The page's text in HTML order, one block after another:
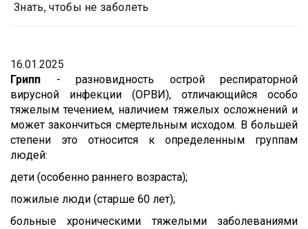
Знать, чтобы не заболеть
16.01.2025
Грипп - разновидность острой респираторной
вирусной инфекции (ОРВИ), отличающийся особо
тяжелым течением, наличием тяжелых осложнений и
может закончиться смертельным исходом. В большей
степени это относится к определенным группам
людей:
дети (особенно раннего возраста);
пожилые люди (старше 60 лет);
больные хроническими тяжелыми заболеваниями